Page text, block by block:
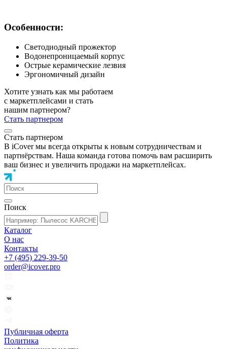
Особенности:
Светодиодный прожектор
Водонепроницаемый корпус
Острые керамические лезвия
Эргономичный дизайн
Хотите узнать как мы работаем
с маркетплейсами и стать
нашим партнером?
Стать партнером
Стать партнером
В iCover мы всегда открыты к новым сотрудничествам и
партнёрствам. Наша команда готова помочь вам расширить
ваш бизнес и увеличить продажи на маркетплейсах.
Поиск
Каталог
О нас
Контакты
+7 (495) 229-39-50
order@icover.pro
Публичная оферта
Политика